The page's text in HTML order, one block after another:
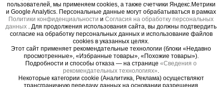
Важно:
Тент можно эксплуатировать при температурах -
45°С до + 70°С
Не деформируется, водонепроницаем,
герметичен, легко монтируется
пользователей, мы применяем cookies, а также счетчики Яндекс.Метрики
и Google Analytics. Персональные данные могут обрабатываться в рамках
Политики конфиденциальности и Согласия на обработку персональных
данных
. Для продолжения использования сайта, вы должны подтвердить
согласие на обработку персональных данных и использование файлов
cookies в указанных целях.
Этот сайт применяет рекомендательные технологии (блоки «Недавно
просмотренные», «Избранные товары», «Похожие товары»).
Подробности и способы отказа — на странице «Сведения о
рекомендательных технологиях»
Некоторые категории cookie (Аналитика, Реклама) осуществляют
трансграничную передачу данных на основании разрешения